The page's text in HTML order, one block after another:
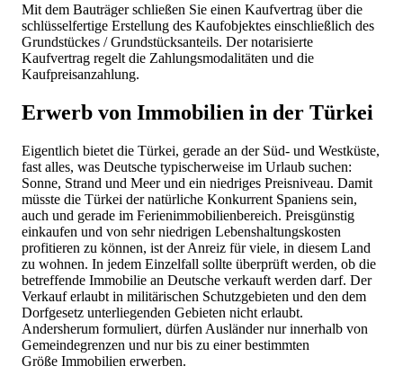
Mit dem Bauträger schließen Sie einen Kaufvertrag über die
schlüsselfertige Erstellung des Kaufobjektes einschließlich des
Grundstückes / Grundstücksanteils. Der notarisierte
Kaufvertrag regelt die Zahlungsmodalitäten und die
Kaufpreisanzahlung.
Erwerb von Immobilien in der Türkei
Eigentlich bietet die Türkei, gerade an der Süd- und Westküste,
fast alles, was Deutsche typischerweise im Urlaub suchen:
Sonne, Strand und Meer und ein niedriges Preisniveau. Damit
müsste die Türkei der natürliche Konkurrent Spaniens sein,
auch und gerade im Ferienimmobilienbereich. Preisgünstig
einkaufen und von sehr niedrigen Lebenshaltungskosten
profitieren zu können, ist der Anreiz für viele, in diesem Land
zu wohnen. In jedem Einzelfall sollte überprüft werden, ob die
betreffende Immobilie an Deutsche verkauft werden darf. Der
Verkauf erlaubt in militärischen Schutzgebieten und den dem
Dorfgesetz unterliegenden Gebieten nicht erlaubt.
Andersherum formuliert, dürfen Ausländer nur innerhalb von
Gemeindegrenzen und nur bis zu einer bestimmten
Größe Immobilien erwerben.